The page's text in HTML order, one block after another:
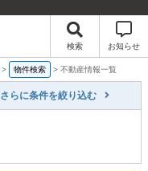
検索 お知らせ
> 物件検索 > 不動産情報一覧
さらに条件を絞り込む